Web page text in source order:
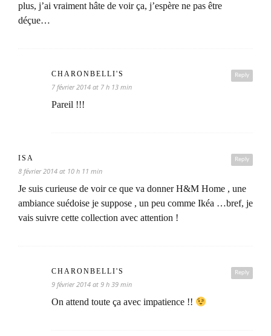
plus, j’ai vraiment hâte de voir ça, j’espère ne pas être
déçue…
Reply
CHARONBELLI'S
7 février 2014 at 7 h 13 min
Pareil !!!
Reply
ISA
8 février 2014 at 10 h 11 min
Je suis curieuse de voir ce que va donner H&M Home , une
ambiance suédoise je suppose , un peu comme Ikéa …bref, je
vais suivre cette collection avec attention !
Reply
CHARONBELLI'S
9 février 2014 at 9 h 39 min
On attend toute ça avec impatience !!